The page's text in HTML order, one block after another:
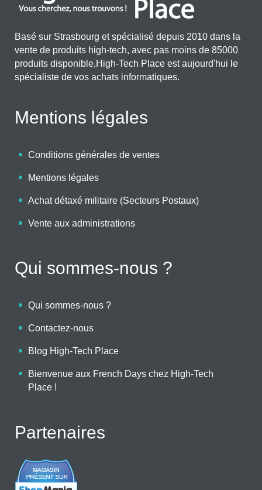
Basé sur Strasbourg et spécialisé depuis 2010 dans la
vente de produits high-tech, avec pas moins de 85000
produits disponible,High-Tech Place est aujourd'hui le
spécialiste de vos achats informatiques.
Mentions légales
Conditions générales de ventes
Mentions légales
Achat détaxé militaire (Secteurs Postaux)
Vente aux administrations
Qui sommes-nous ?
Qui sommes-nous ?
Contactez-nous
Blog High-Tech Place
Bienvenue aux French Days chez High-Tech
Place !
Partenaires